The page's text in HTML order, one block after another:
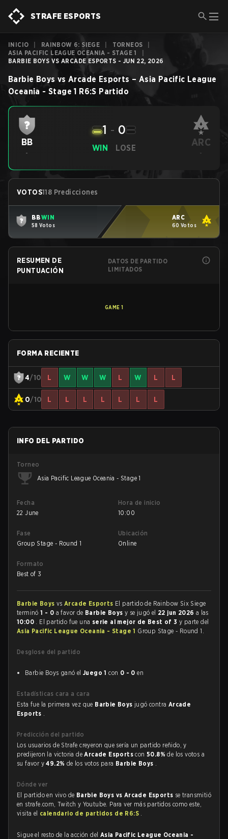
STRAFE ESPORTS
INICIO RAINBOW 6: SIEGE TORNEOS
ASIA PACIFIC LEAGUE OCEANIA - STAGE 1
BARBIE BOYS VS ARCADE ESPORTS - JUN 22, 2026
Barbie Boys vs Arcade Esports – Asia Pacific League
Oceania - Stage 1 R6:S Partido
BB
-
WIN
1 - 0
LOSE ARC
-
VOTOS118 Predicciones
BBWIN
58 Votos
ARC
60 Votos
RESUMEN DE
PUNTUACIÓN
DATOS DE PARTIDO
LIMITADOS
GAME 1
FORMA RECIENTE
4/10 L W W W L W L L
0/10 L L L L L L L
INFO DEL PARTIDO
Torneo
Asia Pacific League Oceania - Stage 1
Fecha
22 June
Hora de inicio
10:00
Fase
Group Stage - Round 1
Ubicación
Online
Formato
Best of 3
Barbie Boys vsArcade Esports El partido de Rainbow Six Siege
terminó1 - 0 a favor de Barbie Boys y se jugó el 22 jun 2026 a las
10:00 . El partido fue una serie al mejor de Best of 3y parte del
Asia Pacific League Oceania - Stage 1 Group Stage - Round 1.
Desglose del partido
Barbie Boys ganó el Juego 1 con 0 - 0 en
Estadísticas cara a cara
Esta fue la primera vez que Barbie Boys jugó contra Arcade
Esports .
Predicción del partido
Los usuarios de Strafe creyeron que sería un partido reñido, y
predijeron la victoria deArcade Esportscon50.8%de los votos a
su favor y49.2% de los votos para Barbie Boys .
Dónde ver
El partido en vivo de Barbie Boys vs Arcade Esports se transmitió
en strafe.com, Twitch y Youtube. Para ver más partidos como este,
visita el calendario de partidos de R6:S .
Sigue el resto de la acción del Asia Pacific League Oceania -